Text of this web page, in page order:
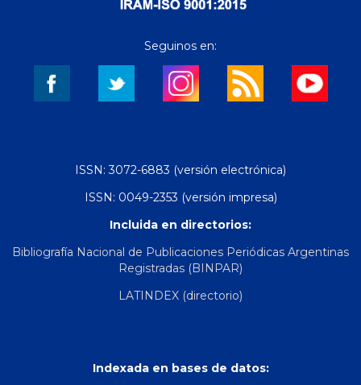
Seguinos en:
ISSN: 3072-6883 (versión electrónica)
ISSN: 0049-2353 (versión impresa)
Incluida en directorios:
Bibliografía Nacional de Publicaciones Periódicas Argentinas
Registradas (BINPAR)
LATINDEX (directorio)
Indexada en bases de datos: